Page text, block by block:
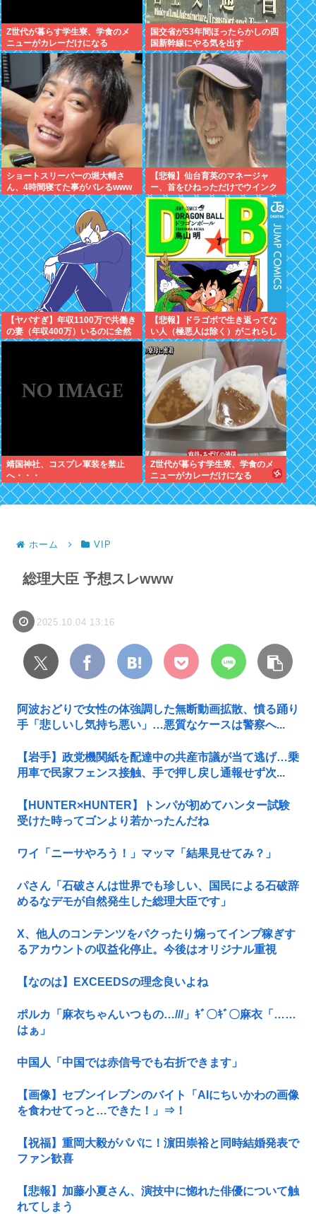
Z世代が暮らす学生寮、学食のメ
ニューがカレーだけになる
国交省が53年間ほったらかしの四
国新幹線にやる気を出す
ショートスリーパーの堀大輔さ
ん、4時間寝てた事がバレるwww
【悲報】仙台育英のマネージャ
ー、首をひねっただけでウインク
したことにされてしまうｗｗｗ
【ヤバすぎ】年収1100万で共働き
の妻（年収400万）いるのに全然
豪華な暮らしできない現実辛すぎ
【悲報】ドラゴボで生き返ってな
い人（極悪人は除く）がこれらし
いwww
靖国神社、コスプレ軍装を禁止
へ・・・
Z世代が暮らす学生寮、学食のメ
ニューがカレーだけになる
ホーム VIP
総理大臣 予想スレwww
2025.10.04 13:16
阿波おどりで女性の体強調した無断動画拡散、憤る踊り
手「悲しいし気持ち悪い」…悪質なケースは警察へ...
【岩手】政党機関紙を配達中の共産市議が当て逃げ…乗
用車で民家フェンス接触、手で押し戻し通報せず次...
【HUNTER×HUNTER】トンパが初めてハンター試験
受けた時ってゴンより若かったんだね
ワイ「ニーサやろう！」マッマ「結果見せてみ？」
パさん「石破さんは世界でも珍しい、国民による石破辞
めるなデモが自然発生した総理大臣です」
X、他人のコンテンツをパクったり煽ってインプ稼ぎす
るアカウントの収益化停止。今後はオリジナル重視
【なのは】EXCEEDSの理念良いよね
ポルカ「麻衣ちゃんいつもの…///」ｷﾞ〇ｷﾞ〇麻衣「……
はぁ」
中国人「中国では赤信号でも右折できます」
【画像】セブンイレブンのバイト「AIにちいかわの画像
を食わせてっと…できた！」⇒！
【祝福】重岡大毅がパパに！濵田崇裕と同時結婚発表で
ファン歓喜
【悲報】加藤小夏さん、演技中に惚れた俳優について触
れてしまう